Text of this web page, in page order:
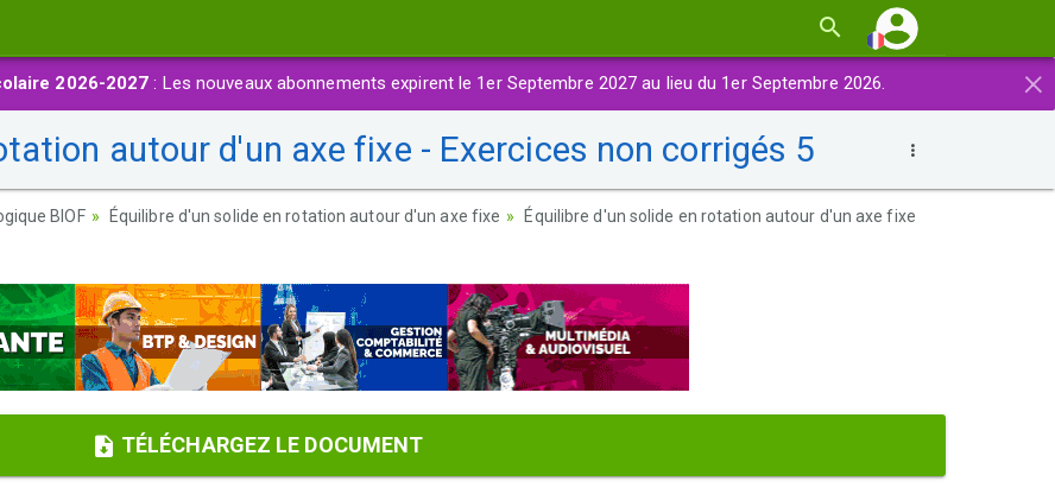
×
2026-2027 : Les nouveaux abonnements expirent le 1er Septembre 2027 au lieu du 1er Septembre 2026.
autour d'un axe fixe - Exercices non corrigés 5
BIOF Équilibre d'un solide en rotation autour d'un axe fixe
Équilibre d'un solide en rotation autour d'un axe fixe
TÉLÉCHARGEZ LE DOCUMENT